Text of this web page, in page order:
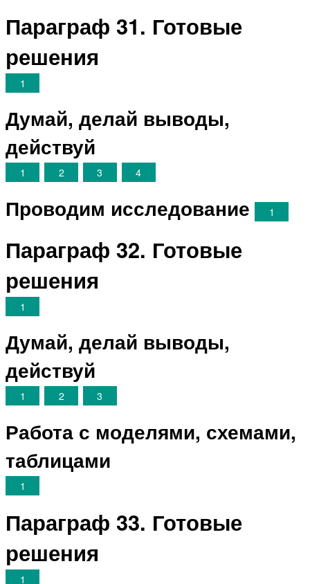
Параграф 31. Готовые
решения
1
Думай, делай выводы,
действуй
1 2 3 4
Проводим исследование 1
Параграф 32. Готовые
решения
1
Думай, делай выводы,
действуй
1 2 3
Работа с моделями, схемами,
таблицами
1
Параграф 33. Готовые
решения
1